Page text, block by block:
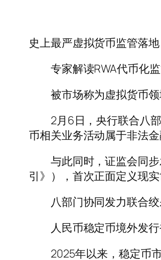
史上最严虚拟货币监管落
专家解读RWA代币化监
被市场称为虚拟货币领
2月6日，央行联合八部
币相关业务活动属于非法
与此同时，证监会同步
引》），首次正面定义现
八部门协同发力联合绞
人民币稳定币境外发行
2025年以来，稳定币市